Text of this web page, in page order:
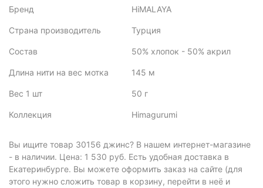
Бренд HiMALAYA
Страна производитель Турция
Состав 50% хлопок - 50% акрил
Длина нити на вес мотка 145 м
Вес 1 шт 50 г
Коллекция Himagurumi
Вы ищите товар 30156 джинс? В нашем интернет-магазине
- в наличии. Цена: 1 530 руб. Есть удобная доставка в
Екатеринбурге. Вы можете оформить заказ на сайте (для
этого нужно сложить товар в корзину, перейти в неё и